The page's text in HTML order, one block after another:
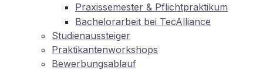
Pra­xis­se­mes­ter & Pflichtpraktikum
Ba­che­lor­ar­beit bei TecAlliance
Stu­di­en­aus­stei­ger
Prak­ti­kan­ten­work­shops
Be­wer­bungs­ab­lauf